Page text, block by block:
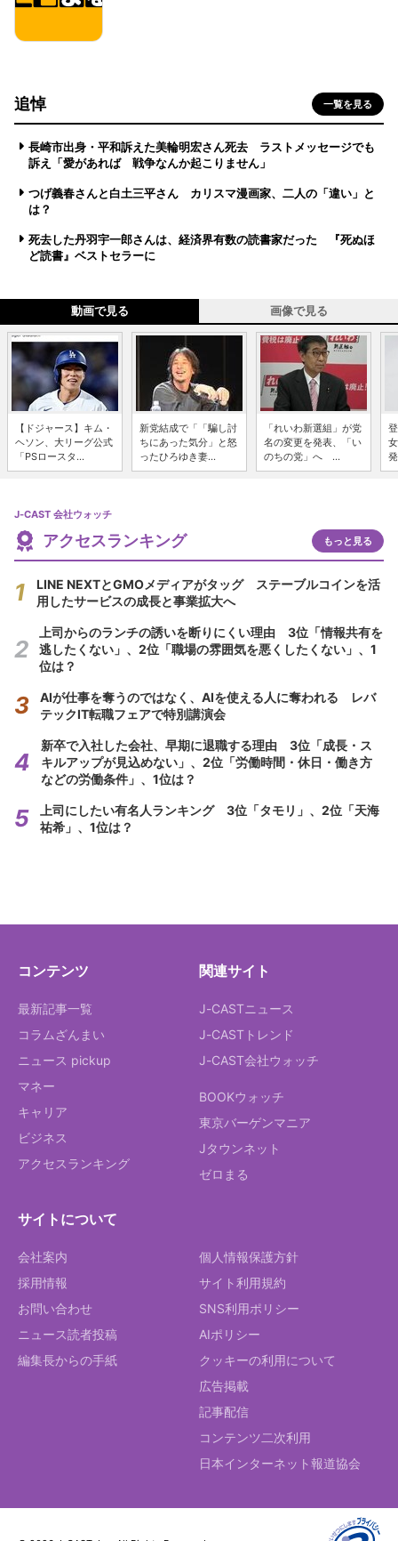
追悼 一覧を見る
長崎市出身・平和訴えた美輪明宏さん死去 ラストメッセージでも
訴え「愛があれば 戦争なんか起こりません」
つげ義春さんと白土三平さん カリスマ漫画家、二人の「違い」と
は？
死去した丹羽宇一郎さんは、経済界有数の読書家だった 『死ぬほ
ど読書』ベストセラーに
動画で見る 画像で見る
【ドジャース】キム・
ヘソン、大リーグ公式
「PSロースタ...
新党結成で「「騙し討
ちにあった気分」と怒
ったひろゆき妻...
「れいわ新選組」が党
名の変更を発表、「い
のちの党」へ ...
J-CAST 会社ウォッチ
アクセスランキング もっと見る
LINE NEXTとGMOメディアがタッグ ステーブルコインを活
用したサービスの成長と事業拡大へ
上司からのランチの誘いを断りにくい理由 3位「情報共有を
逃したくない」、2位「職場の雰囲気を悪くしたくない」、1
位は？
AIが仕事を奪うのではなく、AIを使える人に奪われる レバ
テックIT転職フェアで特別講演会
新卒で入社した会社、早期に退職する理由 3位「成長・ス
キルアップが見込めない」、2位「労働時間・休日・働き方
などの労働条件」、1位は？
上司にしたい有名人ランキング 3位「タモリ」、2位「天海
祐希」、1位は？
コンテンツ
最新記事一覧
コラムざんまい
ニュース pickup
マネー
キャリア
ビジネス
アクセスランキング
関連サイト
J-CASTニュース
J-CASTトレンド
J-CAST会社ウォッチ
BOOKウォッチ
東京バーゲンマニア
Jタウンネット
ゼロまる
サイトについて
会社案内
採用情報
お問い合わせ
ニュース読者投稿
編集長からの手紙
個人情報保護方針
サイト利用規約
SNS利用ポリシー
AIポリシー
クッキーの利用について
広告掲載
記事配信
コンテンツ二次利用
日本インターネット報道協会